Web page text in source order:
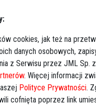
wstępną
i Andrzej
do
sporządzania
czytaliśmy:
cookies, jak też na
danych osobowych,
z Serwisu przez JML Sp.
. Więcej informacji
Polityce Prywatności.
cofnięta poprzez link